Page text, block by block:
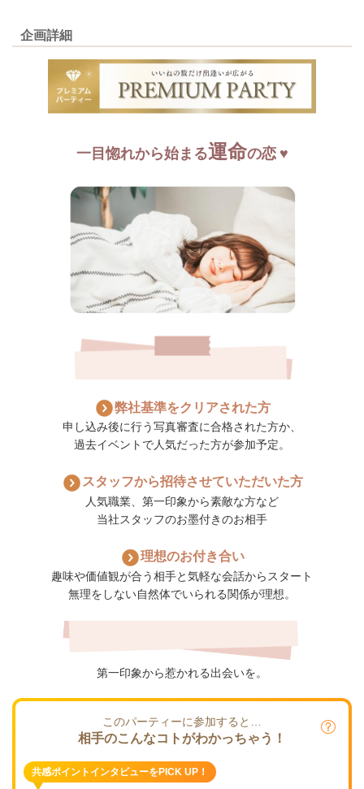
企画詳細
一目惚れから始まる運命の恋 ♥
弊社基準をクリアされた方
申し込み後に行う写真審査に合格された方か、
過去イベントで人気だった方が参加予定。
スタッフから招待させていただいた方
人気職業、第一印象から素敵な方など
当社スタッフのお墨付きのお相手
理想のお付き合い
趣味や価値観が合う相手と気軽な会話からスタート
無理をしない自然体でいられる関係が理想。
第一印象から惹かれる出会いを。
このパーティーに参加すると…
相手のこんなコトがわかっちゃう！
共感ポイントインタビューをPICK UP！